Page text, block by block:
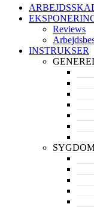
Reviews
INSTRUKSER